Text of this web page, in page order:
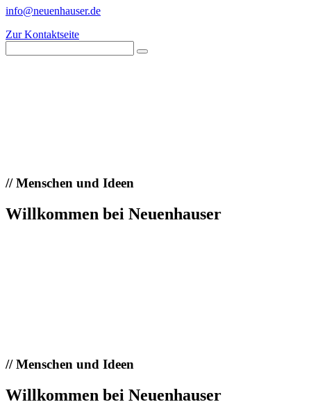
info@neuenhauser.de
Zur Kontaktseite
//Menschen und Ideen
Willkommen bei Neuenhauser
//Menschen und Ideen
Willkommen bei Neuenhauser